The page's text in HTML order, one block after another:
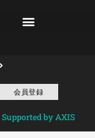
会員登録
Supported by AXIS